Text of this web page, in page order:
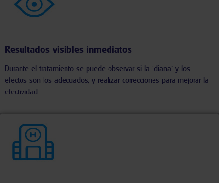
Resultados visibles inmediatos
Durante el tratamiento se puede observar si la ´diana´ y los
efectos son los adecuados, y realizar correcciones para mejorar la
efectividad.